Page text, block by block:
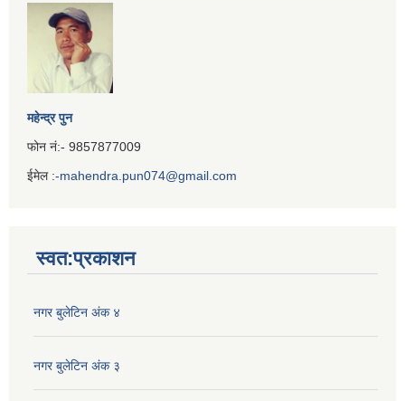
महेन्द्र पुन
फोन नं:- 9857877009
ईमेल :-mahendra.pun074@gmail.com
स्वत:प्रकाशन
नगर बुलेटिन अंक ४
नगर बुलेटिन अंक ३